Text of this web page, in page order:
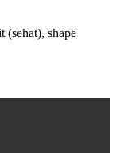
(sehat), shape